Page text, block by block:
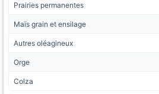
Prairies permanentes
Maïs grain et ensilage
Autres oléagineux
Orge
Colza